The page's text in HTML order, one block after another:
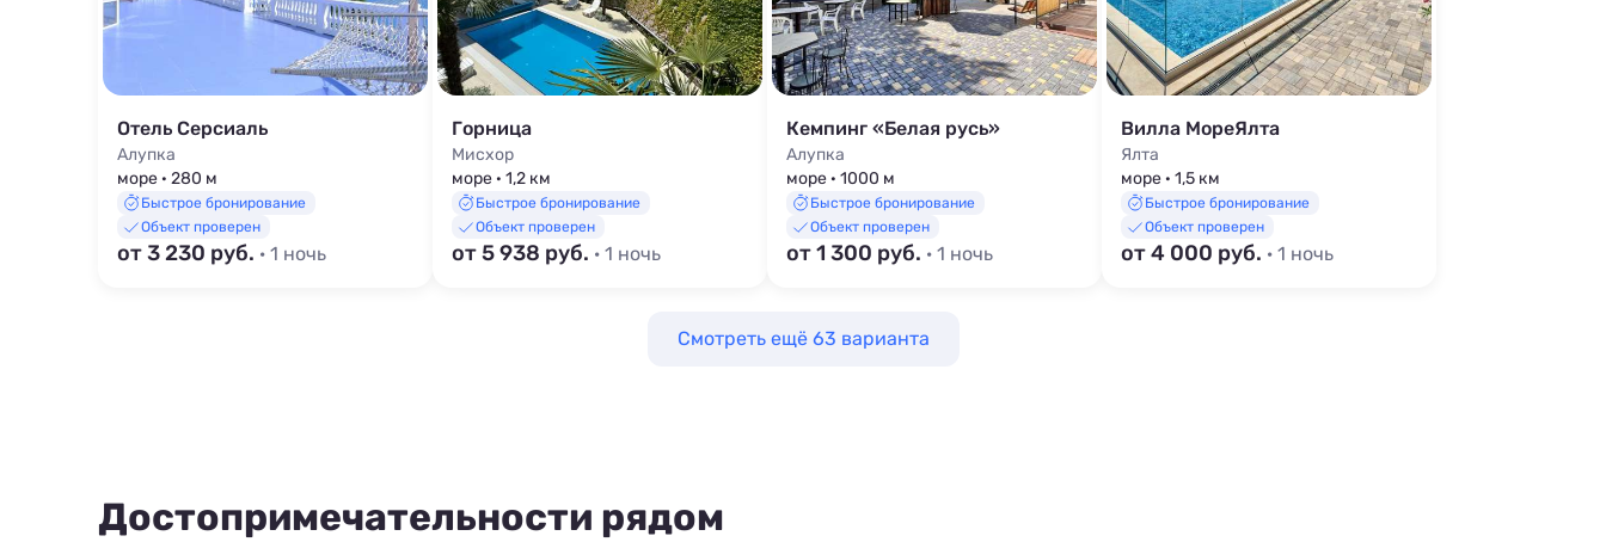
Отель Серсиаль
Алупка
море · 280 м
Быстрое бронирование
Объект проверен
от 3 230 руб. · 1 ночь
Горница
Мисхор
море · 1,2 км
Быстрое бронирование
Объект проверен
от 5 938 руб. · 1 ночь
Кемпинг «Белая русь»
Алупка
море · 1000 м
Быстрое бронирование
Объект проверен
от 1 300 руб. · 1 ночь
Вилла МореЯлта
Ялта
море · 1,5 км
Быстрое бронирование
Объект проверен
от 4 000 руб. · 1 ночь
Смотреть ещё 63 варианта
Достопримечательности рядом